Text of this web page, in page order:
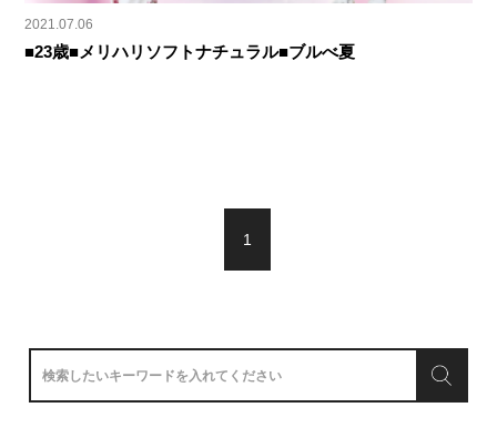
2021.07.06
■23歳■メリハリソフトナチュラル■ブルべ夏
1